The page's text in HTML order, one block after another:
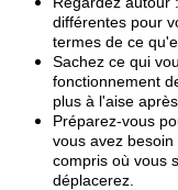
différentes pour
termes de ce
Sachez ce qui
fonctionnement
plus à l'aise
Préparez-vous
vous avez
compris où vous
déplacerez.